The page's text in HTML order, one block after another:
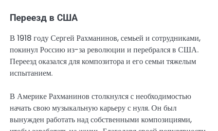
Переезд в США
В 1918 году Сергей Рахманинов, семьей и сотрудниками,
покинул Россию из-за революции и перебрался в США.
Переезд оказался для композитора и его семьи тяжелым
испытанием.
В Америке Рахманинов столкнулся с необходимостью
начать свою музыкальную карьеру с нуля. Он был
вынужден работать над собственными композициями,